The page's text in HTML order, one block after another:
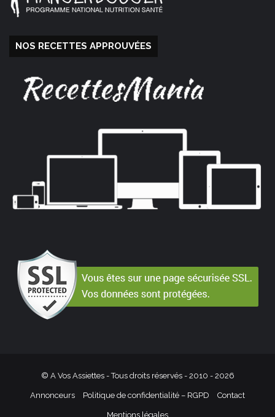
NOS RECETTES APPROUVÉES
© A Vos Assiettes - Tous droits réservés - 2010 - 2026
Annonceurs Politique de confidentialité – RGPD Contact
Mentions légales